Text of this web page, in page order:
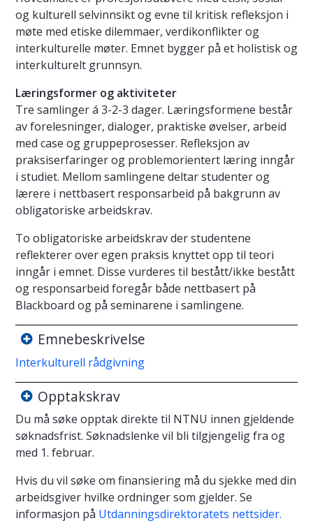
og kulturell selvinnsikt og evne til kritisk refleksjon i
møte med etiske dilemmaer, verdikonflikter og
interkulturelle møter. Emnet bygger på et holistisk og
interkulturelt grunnsyn.
Læringsformer og aktiviteter
Tre samlinger á 3-2-3 dager. Læringsformene består
av forelesninger, dialoger, praktiske øvelser, arbeid
med case og gruppeprosesser. Refleksjon av
praksiserfaringer og problemorientert læring inngår
i studiet. Mellom samlingene deltar studenter og
lærere i nettbasert responsarbeid på bakgrunn av
obligatoriske arbeidskrav.
To obligatoriske arbeidskrav der studentene
reflekterer over egen praksis knyttet opp til teori
inngår i emnet. Disse vurderes til bestått/ikke bestått
og responsarbeid foregår både nettbasert på
Blackboard og på seminarene i samlingene.
Emnebeskrivelse
Interkulturell rådgivning
Opptakskrav
Du må søke opptak direkte til NTNU innen gjeldende
søknadsfrist. Søknadslenke vil bli tilgjengelig fra og
med 1. februar.
Hvis du vil søke om finansiering må du sjekke med din
arbeidsgiver hvilke ordninger som gjelder. Se
informasjon på Utdanningsdirektoratets nettsider.